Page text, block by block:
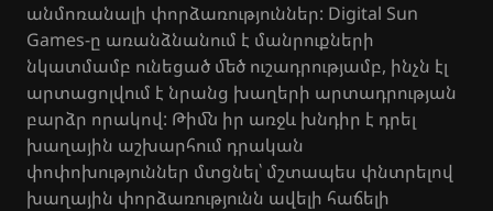
անմոռանալի փորձառություններ: Digital Sun
Games-ը առանձնանում է մանրուքների
նկատմամբ ունեցած մեծ ուշադրությամբ, ինչն էլ
արտացոլվում է նրանց խաղերի արտադրության
բարձր որակով: Թիմն իր առջև խնդիր է դրել
խաղային աշխարհում դրական
փոփոխություններ մտցնել՝ մշտապես փնտրելով
խաղային փորձառությունն ավելի հաճելի